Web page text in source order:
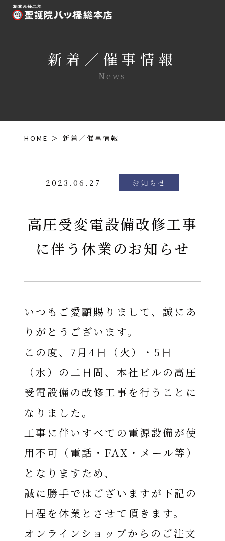
新着／催事情報
News
HOME ＞ 新着／催事情報
2023.06.27 お知らせ
高圧受変電設備改修工事
に伴う休業のお知らせ
いつもご愛顧賜りまして、誠にあ
りがとうございます。
この度、7月4日（火）・5日
（水）の二日間、本社ビルの高圧
受電設備の改修工事を行うことに
なりました。
工事に伴いすべての電源設備が使
用不可（電話・FAX・メール等）
となりますため、
誠に勝手ではございますが下記の
日程を休業とさせて頂きます。
オンラインショップからのご注文